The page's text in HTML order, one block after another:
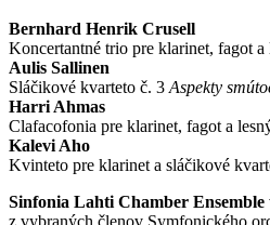
Bernhard Henrik Crusell
Koncertantné trio pre klarinet, fagot
Aulis Sallinen
Sláčikové kvarteto č. 3 Aspekty
Harri Ahmas
Clafacofonia pre klarinet, fagot a
Kalevi Aho
Kvinteto pre klarinet a sláčikové
Sinfonia Lahti Chamber Ensemble
z vybraných členov Symfonického